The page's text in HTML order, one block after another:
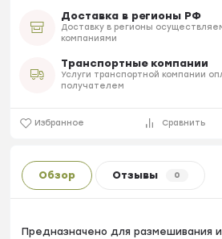
Доставка в регионы РФ
Доставку в регионы
компаниями
Транспортные компании
Услуги транспортной компании
получателем
Избранное Сравнить
Обзор Отзывы 0
Предназначено для размешивания